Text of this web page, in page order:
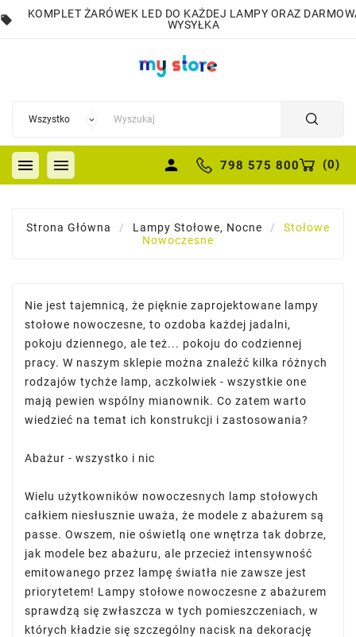
local_offer
KOMPLET ŻARÓWEK LED DO KAŻDEJ LAMPY ORAZ
WYSYŁKA
  person 798 575 800 (0)
Strona Główna Lampy Stołowe, Nocne
Stołowe
Nowoczesne
Nie jest tajemnicą, że pięknie zaprojektowane lampy
stołowe nowoczesne, to ozdoba każdej jadalni,
pokoju dziennego, ale też... pokoju do codziennej
pracy. W naszym sklepie można znaleźć kilka różnych
rodzajów tychże lamp, aczkolwiek - wszystkie one
mają pewien wspólny mianownik. Co zatem warto
wiedzieć na temat ich konstrukcji i zastosowania?
Abażur - wszystko i nic
Wielu użytkowników nowoczesnych lamp stołowych
całkiem niesłusznie uważa, że modele z abażurem są
passe. Owszem, nie oświetlą one wnętrza tak dobrze,
jak modele bez abażuru, ale przecież intensywność
emitowanego przez lampę światła nie zawsze jest
priorytetem! Lampy stołowe nowoczesne z abażurem
sprawdzą się zwłaszcza w tych pomieszczeniach, w
których kładzie się szczególny nacisk na dekorację